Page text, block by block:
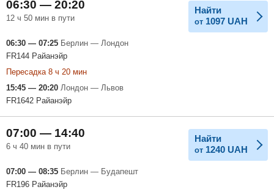
06:30 — 20:20
12 ч 50 мин в пути
Найти
от 1097 UAH
06:30 — 07:25 Берлин — Лондон
FR144 Райанэйр
Пересадка 8 ч 20 мин
15:45 — 20:20 Лондон — Львов
FR1642 Райанэйр
07:00 — 14:40
6 ч 40 мин в пути
Найти
от 1240 UAH
07:00 — 08:35 Берлин — Будапешт
FR196 Райанэйр